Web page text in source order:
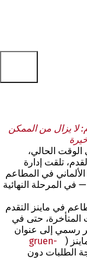
لا يزال من الممكن
الحالي،
تلقت إدارة
في المطاعم
في المرحلة النهائية
في ماينز التقدم
حتى في
رسمي إلى عنوان
(
gruen-
الطلبات دون